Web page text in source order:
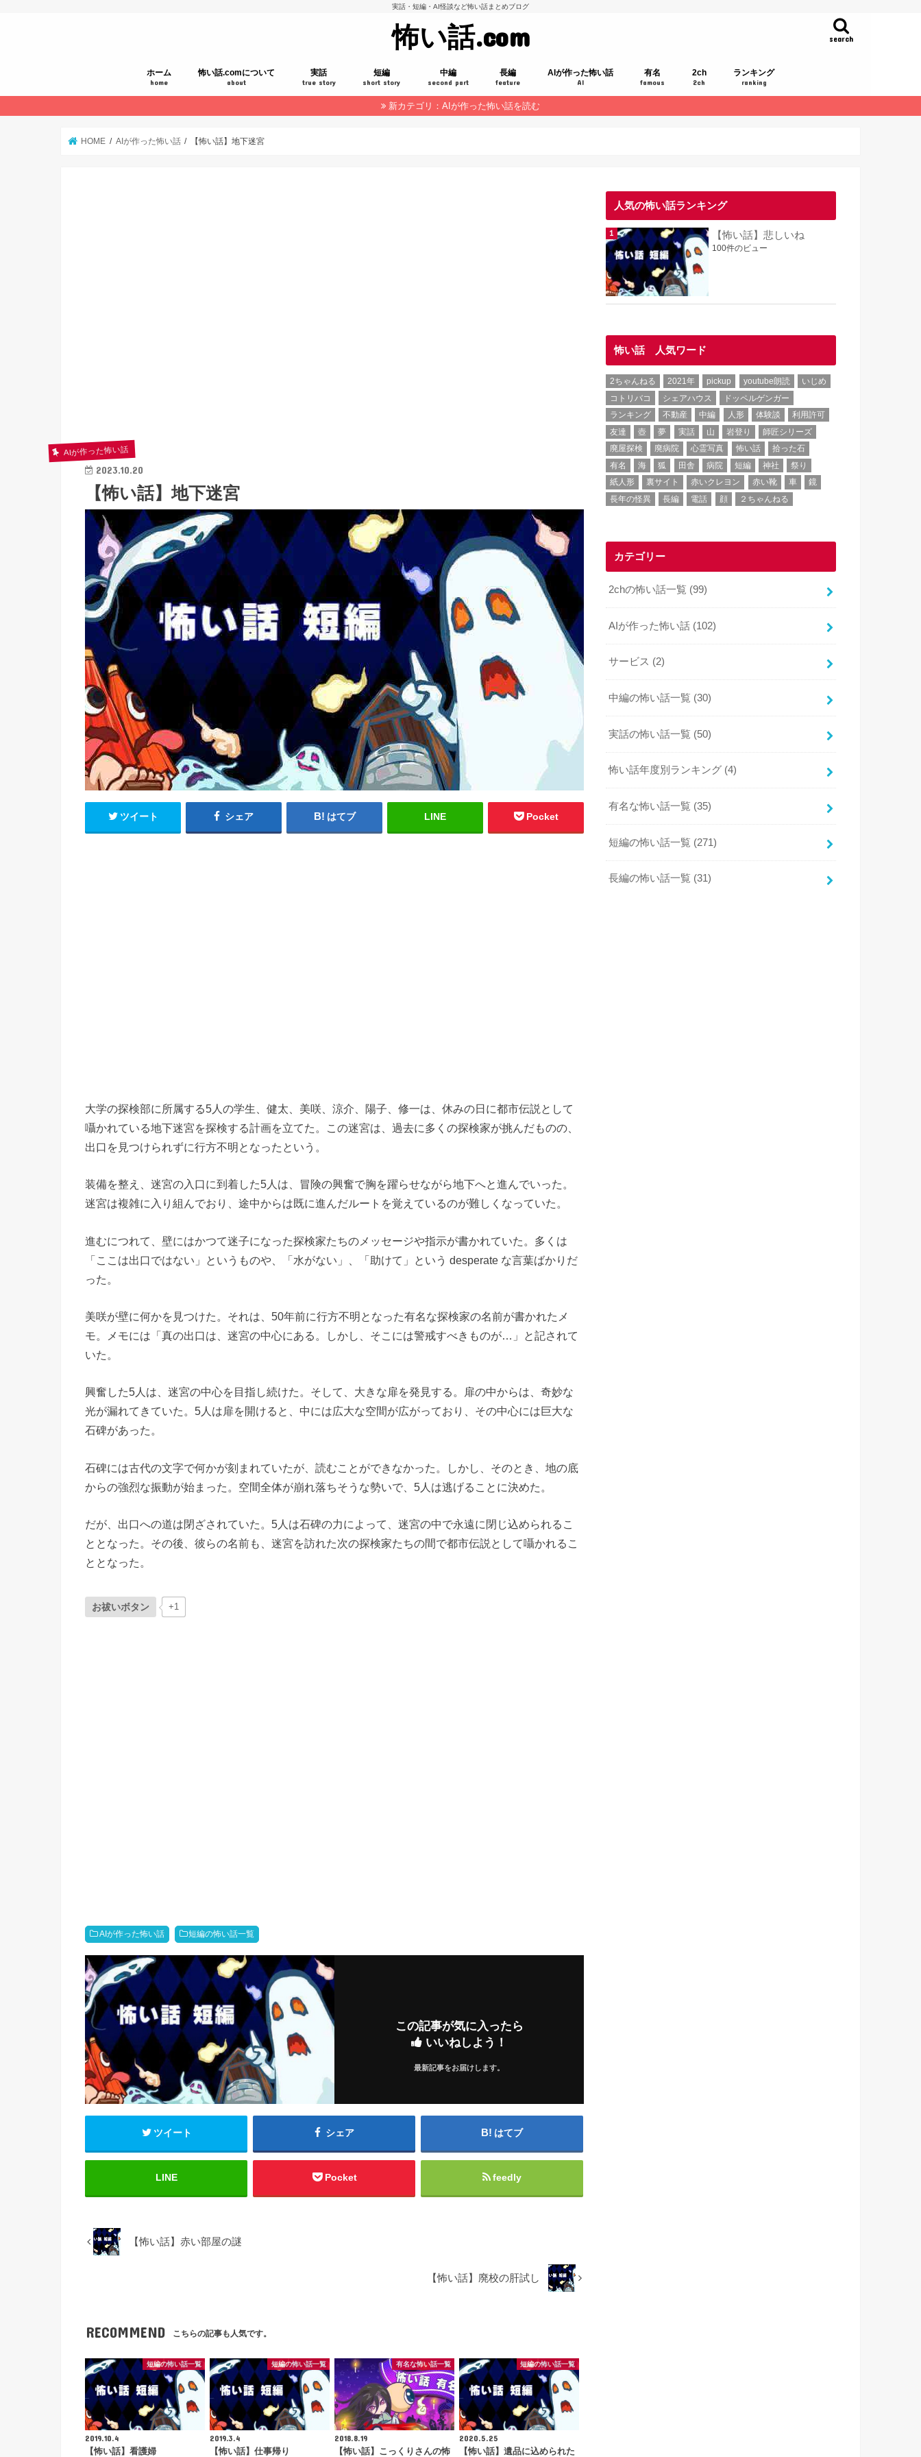
実話・短編・AI怪談など怖い話まとめブログ
怖い話.com search
ホーム
home
怖い話.comについて
about
実話
true story
短編
short story
中編
second part
長編
feature
AIが作った怖い話
AI
有名
famous
2ch
2ch
ランキング
ranking
新カテゴリ：AIが作った怖い話を読む
HOME AIが作った怖い話 【怖い話】地下迷宮
AIが作った怖い話
2023.10.20
【怖い話】地下迷宮
ツイート シェア はてブ LINE Pocket
大学の探検部に所属する5人の学生、健太、美咲、涼介、陽子、修一は、休みの日に都市伝説として
囁かれている地下迷宮を探検する計画を立てた。この迷宮は、過去に多くの探検家が挑んだものの、
出口を見つけられずに行方不明となったという。
装備を整え、迷宮の入口に到着した5人は、冒険の興奮で胸を躍らせながら地下へと進んでいった。
迷宮は複雑に入り組んでおり、途中からは既に進んだルートを覚えているのが難しくなっていた。
進むにつれて、壁にはかつて迷子になった探検家たちのメッセージや指示が書かれていた。多くは
「ここは出口ではない」というものや、「水がない」、「助けて」という desperate な言葉ばかりだ
った。
美咲が壁に何かを見つけた。それは、50年前に行方不明となった有名な探検家の名前が書かれたメ
モ。メモには「真の出口は、迷宮の中心にある。しかし、そこには警戒すべきものが…」と記されて
いた。
興奮した5人は、迷宮の中心を目指し続けた。そして、大きな扉を発見する。扉の中からは、奇妙な
光が漏れてきていた。5人は扉を開けると、中には広大な空間が広がっており、その中心には巨大な
石碑があった。
石碑には古代の文字で何かが刻まれていたが、読むことができなかった。しかし、そのとき、地の底
からの強烈な振動が始まった。空間全体が崩れ落ちそうな勢いで、5人は逃げることに決めた。
だが、出口への道は閉ざされていた。5人は石碑の力によって、迷宮の中で永遠に閉じ込められるこ
ととなった。その後、彼らの名前も、迷宮を訪れた次の探検家たちの間で都市伝説として囁かれるこ
ととなった。
お祓いボタン +1
AIが作った怖い話 短編の怖い話一覧
この記事が気に入ったら
いいねしよう！
最新記事をお届けします。
ツイート シェア はてブ
LINE Pocket feedly
【怖い話】赤い部屋の謎
【怖い話】廃校の肝試し
RECOMMEND こちらの記事も人気です。
短編の怖い話一覧
2019.10.4
【怖い話】看護婦
短編の怖い話一覧
2019.3.4
【怖い話】仕事帰り
有名な怖い話一覧
2018.8.19
【怖い話】こっくりさんの怖
短編の怖い話一覧
2020.5.25
【怖い話】遺品に込められた
人気の怖い話ランキング
【怖い話】悲しいね
100件のビュー
怖い話 人気ワード
2ちゃんねる 2021年 pickup youtube朗読
いじめ
コトリバコ
シェアハウス
ドッペルゲンガー
ランキング
不動産 中編 人形 体験談
利用許可
友達
壺 夢 実話 山 岩登り
師匠シリーズ
廃屋探検
廃病院 心霊写真 怖い話
拾った石
有名
海 狐 田舎 病院 短編 神社
祭り
紙人形
裏サイト 赤いクレヨン 赤い靴 車
鏡
長年の怪異
長編 電話 顔 ２ちゃんねる
カテゴリー
2chの怖い話一覧 (99)
AIが作った怖い話 (102)
サービス (2)
中編の怖い話一覧 (30)
実話の怖い話一覧 (50)
怖い話年度別ランキング (4)
有名な怖い話一覧 (35)
短編の怖い話一覧 (271)
長編の怖い話一覧 (31)